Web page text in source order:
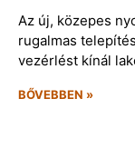
Az új, közepes
rugalmas
vezérlést kínál
BŐVEBBEN »